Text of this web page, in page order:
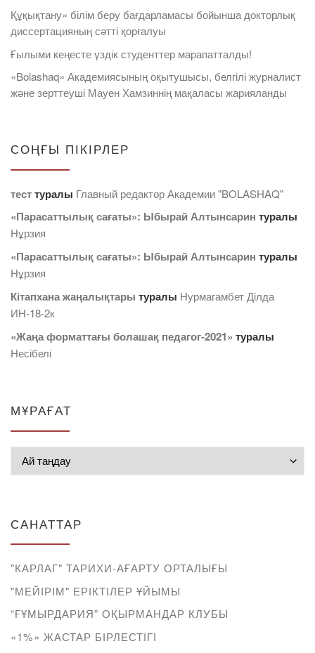
Құқықтану» білім беру бағдарламасы бойынша докторлық
диссертацияның сәтті қорғалуы
Ғылыми кеңесте үздік студенттер марапатталды!
«Bolashaq» Академиясының оқытушысы, белгілі журналист
және зерттеуші Мауен Хамзиннің мақаласы жарияланды
СОҢҒЫ ПІКІРЛЕР
тесттуралы Главный редактор Академии "BOLASHAQ"
«Парасаттылық сағаты»: Ыбырай Алтынсарин туралы
Нұрзия
«Парасаттылық сағаты»: Ыбырай Алтынсарин туралы
Нұрзия
Кітапхана жаңалықтары туралы Нурмагамбет Дiлда
ИН-18-2к
«Жаңа форматтағы болашақ педагог-2021» туралы
Несібелі
МҰРАҒАТ
САНАТТАР
"КАРЛАГ" ТАРИХИ-АҒАРТУ ОРТАЛЫҒЫ
"МЕЙІРІМ" ЕРІКТІЛЕР ҰЙЫМЫ
“ҒҰМЫРДАРИЯ” ОҚЫРМАНДАР КЛУБЫ
«1%» ЖАСТАР БІРЛЕСТІГІ